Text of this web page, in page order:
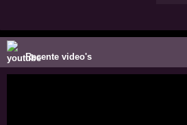
Recente video's